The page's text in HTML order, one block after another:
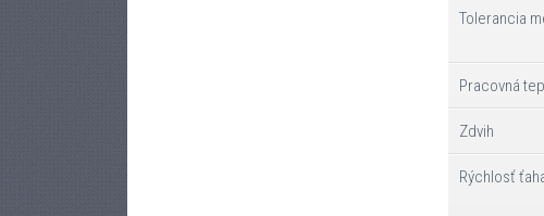
Tolerancia
Pracovná
Zdvih
Rýchlosť